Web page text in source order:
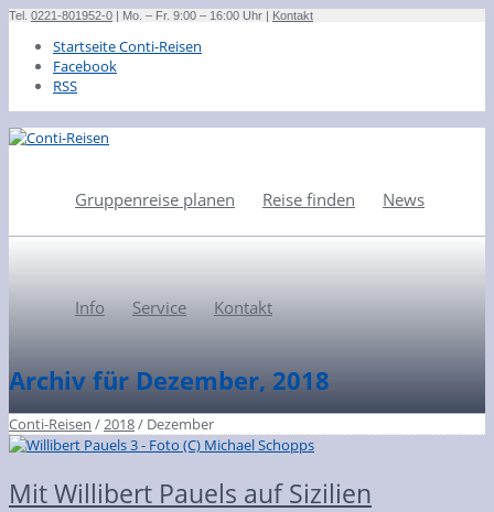
Tel. 0221-801952-0 | Mo. – Fr. 9:00 – 16:00 Uhr | Kontakt
Startseite Conti-Reisen
Facebook
RSS
Gruppenreise planen Reise finden News
Info Service Kontakt
Archiv für Dezember, 2018
Conti-Reisen /2018/ Dezember
Mit Willibert Pauels auf Sizilien